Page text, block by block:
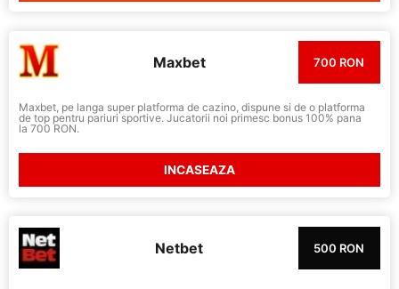
Maxbet 700 RON
Maxbet, pe langa super platforma de cazino, dispune si de o platforma
de top pentru pariuri sportive. Jucatorii noi primesc bonus 100% pana
la 700 RON.
INCASEAZA
Netbet 500 RON